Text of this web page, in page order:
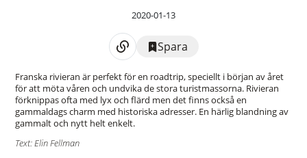
2020-01-13
Spara
Franska rivieran är perfekt för en roadtrip, speciellt i början av året
för att möta våren och undvika de stora turistmassorna. Rivieran
förknippas ofta med lyx och flärd men det finns också en
gammaldags charm med historiska adresser. En härlig blandning av
gammalt och nytt helt enkelt.
Text: Elin Fellman